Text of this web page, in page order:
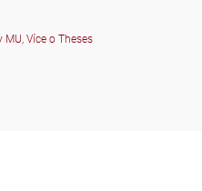
MU, Více o Theses